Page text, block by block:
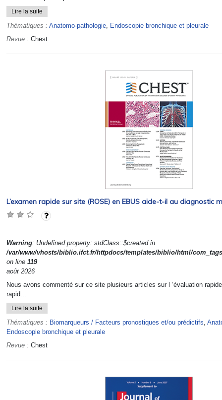
Lire la suite
Thématiques : Anatomo-pathologie, Endoscopie bronchique et pleurale
Revue : Chest
L’examen rapide sur site (ROSE) en EBUS aide-t-il au diagnostic
Warning: Undefined property: stdClass::$created in
/var/www/vhosts/biblio.ifct.fr/httpdocs/templates/biblio/html/
on line 119
août 2026
Nous avons commenté sur ce site plusieurs articles sur l ‘évaluation
rapid...
Lire la suite
Thématiques : Biomarqueurs / Facteurs pronostiques et/ou prédictifs,
Endoscopie bronchique et pleurale
Revue : Chest